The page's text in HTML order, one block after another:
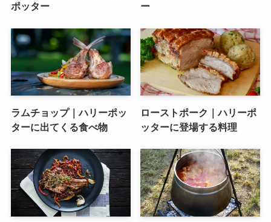
ポッター
ー
ラムチョップ｜ハリーポッ
ターに出てくる食べ物
ローストポーク｜ハリーポ
ッターに登場する料理